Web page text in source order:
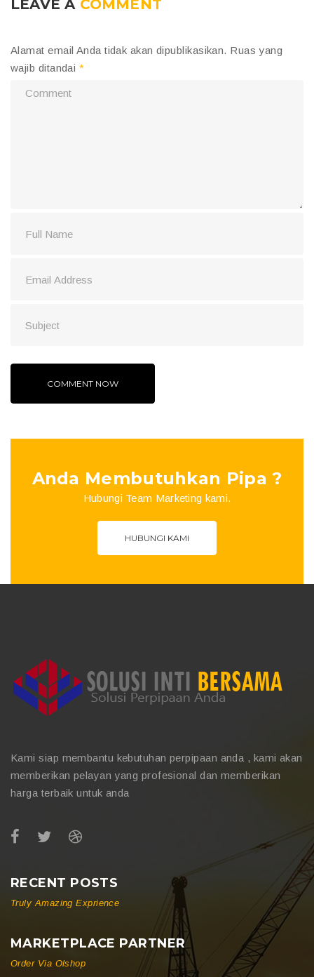
LEAVE A COMMENT
Alamat email Anda tidak akan dipublikasikan. Ruas yang
wajib ditandai *
Anda Membutuhkan Pipa ?
Hubungi Team Marketing kami.
HUBUNGI KAMI
Kami siap membantu kebutuhan perpipaan anda , kami akan
memberikan pelayan yang profesional dan memberikan
harga terbaik untuk anda
RECENT POSTS
Truly Amazing Exprience
MARKETPLACE PARTNER
Order Via Olshop